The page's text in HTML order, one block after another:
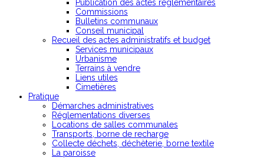
Publication des actes règlementaires
Commissions
Bulletins communaux
Conseil municipal
Recueil des actes administratifs et budget
Services municipaux
Urbanisme
Terrains à vendre
Liens utiles
Cimetières
Pratique
Démarches administratives
Réglementations diverses
Locations de salles communales
Transports, borne de recharge
Collecte déchets, déchèterie, borne textile
La paroisse